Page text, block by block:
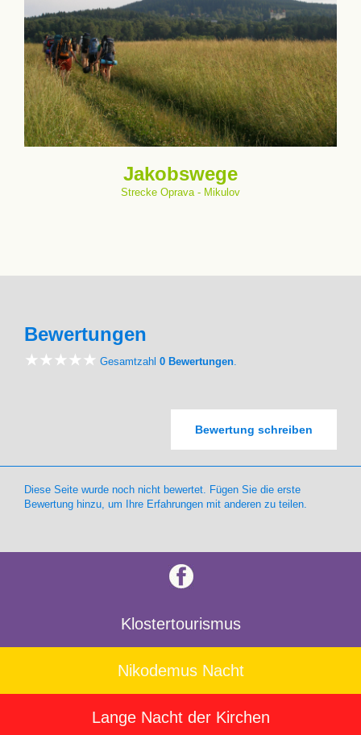
Jakobswege
Strecke Oprava - Mikulov
Bewertungen
Gesamtzahl 0 Bewertungen.
Bewertung schreiben
Diese Seite wurde noch nicht bewertet. Fügen Sie die erste
Bewertung hinzu, um Ihre Erfahrungen mit anderen zu teilen.
Klostertourismus
Nikodemus Nacht
Lange Nacht der Kirchen